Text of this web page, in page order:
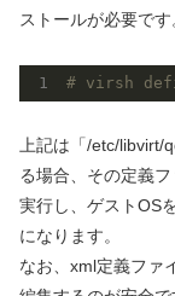
ストールが必要です
# virsh
上記は「/etc/
る場合、その定義
実行し、ゲストOS
になります。
なお、xml定義ファ